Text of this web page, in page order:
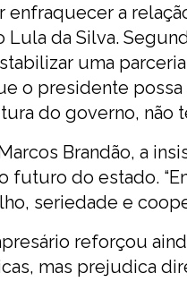
enfraquecer a
Lula da Silva.
uma
o presidente
do governo, não
Brandão, a
futuro do estado.
seriedade e
reforçou
mas prejudica